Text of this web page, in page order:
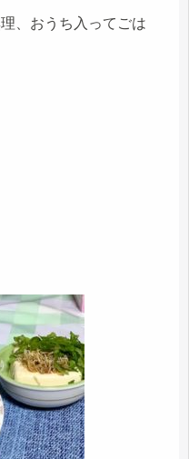
、おうち入ってごは